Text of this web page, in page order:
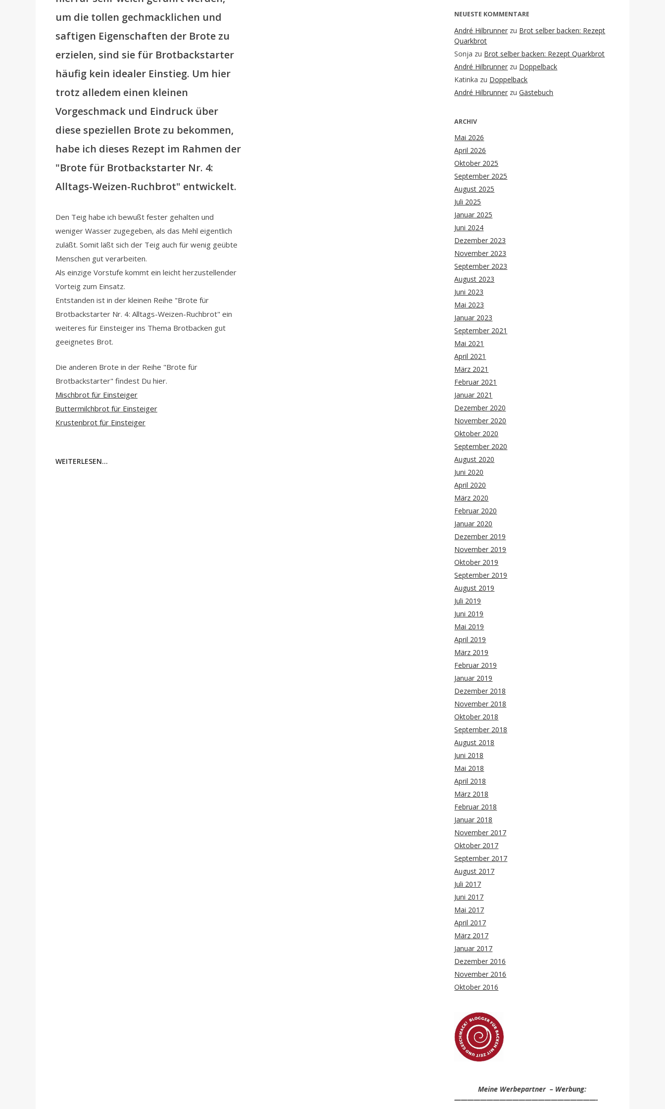
um die tollen gechmacklichen und
saftigen Eigenschaften der Brote zu
erzielen, sind sie für Brotbackstarter
häufig kein idealer Einstieg. Um hier
trotz alledem einen kleinen
Vorgeschmack und Eindruck über
diese speziellen Brote zu bekommen,
habe ich dieses Rezept im Rahmen der
"Brote für Brotbackstarter Nr. 4:
Alltags-Weizen-Ruchbrot" entwickelt.
Den Teig habe ich bewußt fester gehalten und
weniger Wasser zugegeben, als das Mehl eigentlich
zuläßt. Somit läßt sich der Teig auch für wenig geübte
Menschen gut verarbeiten.
Als einzige Vorstufe kommt ein leicht herzustellender
Vorteig zum Einsatz.
Entstanden ist in der kleinen Reihe "Brote für
Brotbackstarter Nr. 4: Alltags-Weizen-Ruchbrot" ein
weiteres für Einsteiger ins Thema Brotbacken gut
geeignetes Brot.
Die anderen Brote in der Reihe "Brote für
Brotbackstarter" findest Du hier.
Mischbrot für Einsteiger
Buttermilchbrot für Einsteiger
Krustenbrot für Einsteiger
WEITERLESEN...
NEUESTE KOMMENTARE
André Hilbrunner zu Brot selber backen: Rezept
Quarkbrot
Sonja zu Brot selber backen: Rezept Quarkbrot
André Hilbrunner zu Doppelback
Katinka zu Doppelback
André Hilbrunner zuGästebuch
ARCHIV
Mai 2026
April 2026
Oktober 2025
September 2025
August 2025
Juli 2025
Januar 2025
Juni 2024
Dezember 2023
November 2023
September 2023
August 2023
Juni 2023
Mai 2023
Januar 2023
September 2021
Mai 2021
April 2021
März 2021
Februar 2021
Januar 2021
Dezember 2020
November 2020
Oktober 2020
September 2020
August 2020
Juni 2020
April 2020
März 2020
Februar 2020
Januar 2020
Dezember 2019
November 2019
Oktober 2019
September 2019
August 2019
Juli 2019
Juni 2019
Mai 2019
April 2019
März 2019
Februar 2019
Januar 2019
Dezember 2018
November 2018
Oktober 2018
September 2018
August 2018
Juni 2018
Mai 2018
April 2018
März 2018
Februar 2018
Januar 2018
November 2017
Oktober 2017
September 2017
August 2017
Juli 2017
Juni 2017
Mai 2017
April 2017
März 2017
Januar 2017
Dezember 2016
November 2016
Oktober 2016
Meine Werbepartner – Werbung:
——————————————————————-